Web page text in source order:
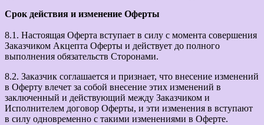
Срок действия и изменение Оферты
8.1. Настоящая Оферта вступает в силу с момента совершения
Заказчиком Акцепта Оферты и действует до полного
выполнения обязательств Сторонами.
8.2. Заказчик соглашается и признает, что внесение изменений
в Оферту влечет за собой внесение этих изменений в
заключенный и действующий между Заказчиком и
Исполнителем договор Оферты, и эти изменения в вступают
в силу одновременно с такими изменениями в Оферте.